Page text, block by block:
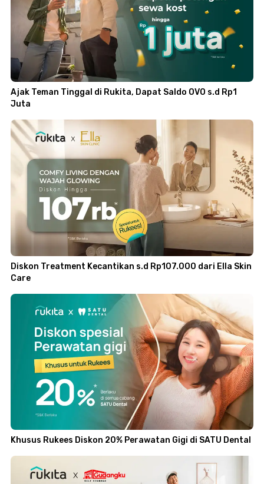
Ajak Teman Tinggal di Rukita, Dapat Saldo OVO s.d Rp1
Juta
Diskon Treatment Kecantikan s.d Rp107.000 dari Ella Skin
Care
Khusus Rukees Diskon 20% Perawatan Gigi di SATU Dental